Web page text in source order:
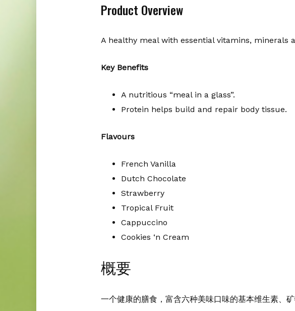
Product Overview
A healthy meal with essential vitamins, minerals
Key Benefits
A nutritious “meal in a glass”.
Protein helps build and repair body tissue.
Flavours
French Vanilla
Dutch Chocolate
Strawberry
Tropical Fruit
Cappuccino
Cookies ‘n Cream
概要
一个健康的膳食，富含六种美味口味的基本维生素、